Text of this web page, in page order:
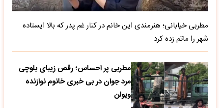
مطربی خیابانی؛ هنرمندی این خانم در کنار غم پدر که بالا ایستاده
شهر را ماتم زده کرد
مطربی پر احساس؛ رقص زیبای بلوچی
مرد جوان در بی خبری خانوم نوازنده
ویولن